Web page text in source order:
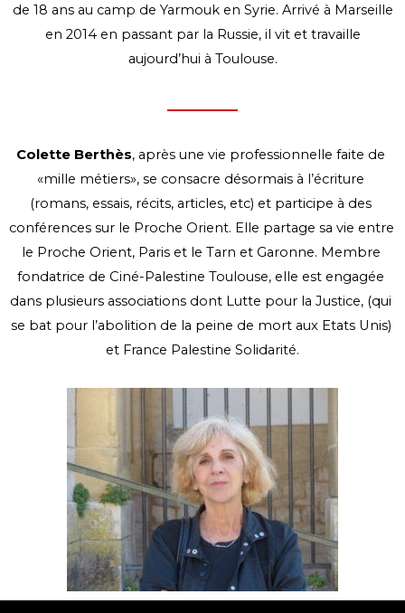
de 18 ans au camp de Yarmouk en Syrie. Arrivé à Marseille
en 2014 en passant par la Russie, il vit et travaille
aujourd’hui à Toulouse.
Colette Berthès, après une vie professionnelle faite de
«mille métiers», se consacre désormais à l’écriture
(romans, essais, récits, articles, etc) et participe à des
conférences sur le Proche Orient. Elle partage sa vie entre
le Proche Orient, Paris et le Tarn et Garonne. Membre
fondatrice de Ciné-Palestine Toulouse, elle est engagée
dans plusieurs associations dont Lutte pour la Justice, (qui
se bat pour l’abolition de la peine de mort aux Etats Unis)
et France Palestine Solidarité.